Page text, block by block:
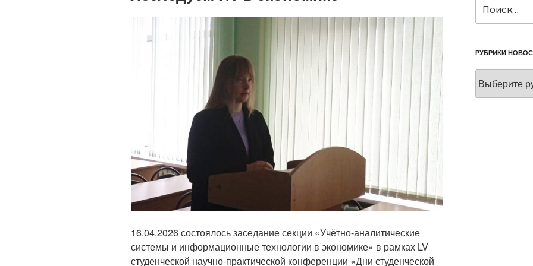
16.04.2026 состоялось заседание секции «Учётно-аналитические
системы и информационные технологии в экономике» в рамках LV
студенческой научно-практической конференции «Дни студенческой
РУБРИКИ
новостей